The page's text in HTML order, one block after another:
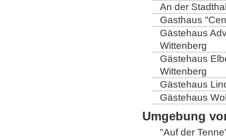
An der
Gasthaus
Gästehaus
Wittenberg
Gästehaus
Wittenberg
Gästehaus
Gästehaus
Umgebung
"Auf der